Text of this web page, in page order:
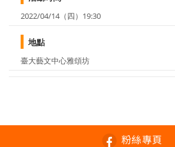
2022/04/14（四）19:30
地點
臺大藝文中心雅頌坊
粉絲專頁